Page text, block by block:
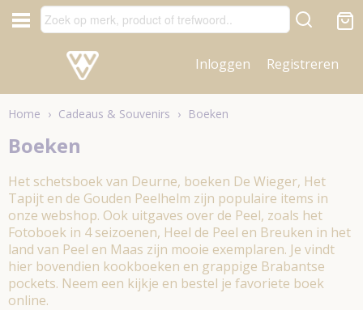
Inloggen Registreren
Home › Cadeaus & Souvenirs › Boeken
Boeken
Het schetsboek van Deurne, boeken De Wieger, Het
Tapijt en de Gouden Peelhelm zijn populaire items in
onze webshop. Ook uitgaves over de Peel, zoals het
Fotoboek in 4 seizoenen, Heel de Peel en Breuken in het
land van Peel en Maas zijn mooie exemplaren. Je vindt
hier bovendien kookboeken en grappige Brabantse
pockets. Neem een kijkje en bestel je favoriete boek
online.